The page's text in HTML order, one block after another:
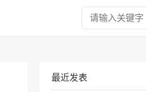
最近发表